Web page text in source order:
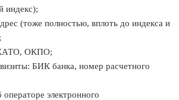
индекс);
(тоже полностью, вплоть до индекса и
ОКПО;
БИК банка, номер расчетного
электронного